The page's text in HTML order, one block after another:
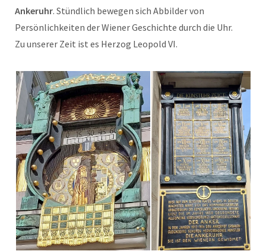
Ankeruhr. Stündlich bewegen sich Abbilder von
Persönlichkeiten der Wiener Geschichte durch die Uhr.
Zu unserer Zeit ist es Herzog Leopold VI.